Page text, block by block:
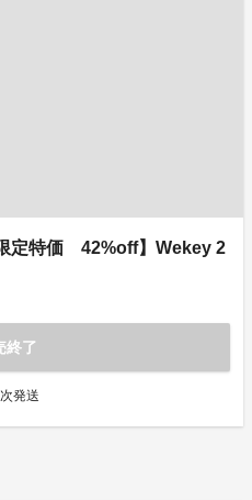
定特価 42%off】Wekey 2
終了
発送